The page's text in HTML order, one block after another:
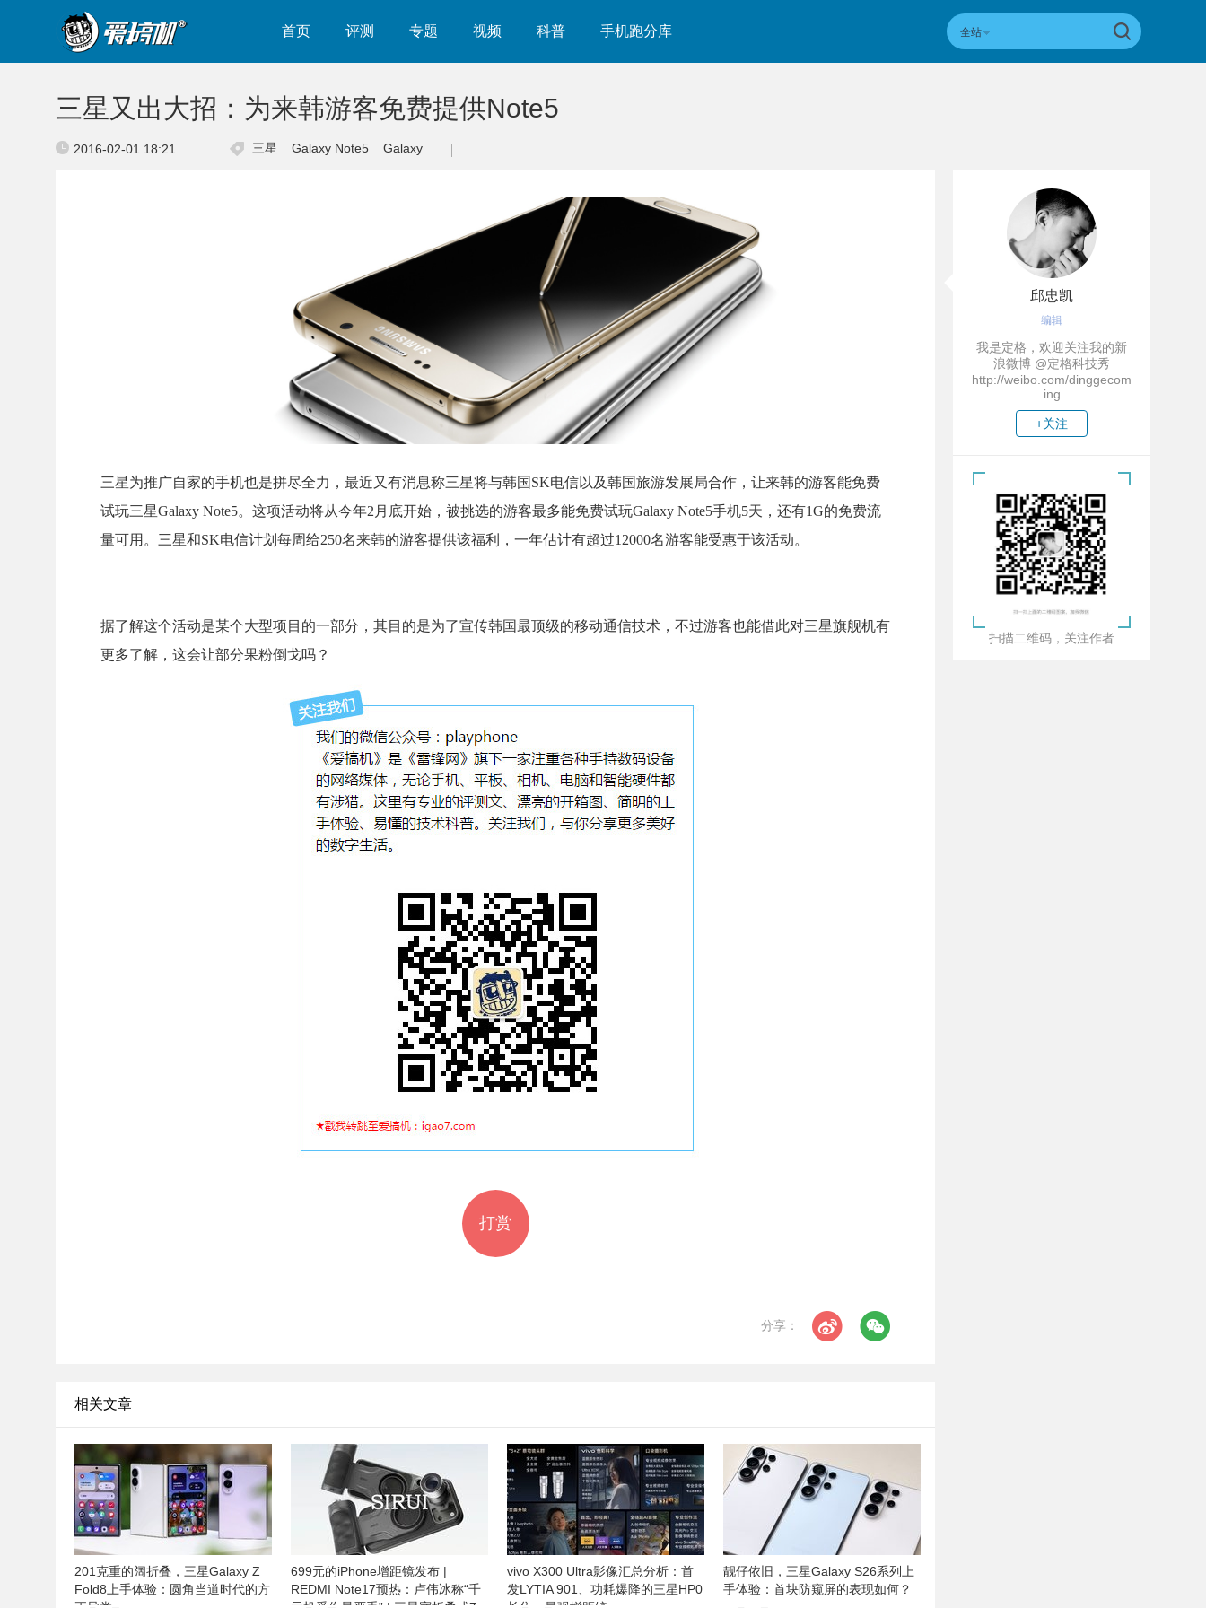
首页 评测 专题 视频 科普 手机跑分库 全站
三星又出大招：为来韩游客免费提供Note5
2016-02-01 18:21 三星 Galaxy Note5 Galaxy
三星为推广自家的手机也是拼尽全力，最近又有消息称三星将与韩国SK电信以及韩国旅游发展局合作，让来韩的游客能免费
试玩三星Galaxy Note5。这项活动将从今年2月底开始，被挑选的游客最多能免费试玩Galaxy Note5手机5天，还有1G的免费流
量可用。三星和SK电信计划每周给250名来韩的游客提供该福利，一年估计有超过12000名游客能受惠于该活动。
据了解这个活动是某个大型项目的一部分，其目的是为了宣传韩国最顶级的移动通信技术，不过游客也能借此对三星旗舰机有
更多了解，这会让部分果粉倒戈吗？
打赏
分享：
相关文章
201克重的阔折叠，三星Galaxy Z
Fold8上手体验：圆角当道时代的方
699元的iPhone增距镜发布 |
REDMI Note17预热：卢伟冰称“千
vivo X300 Ultra影像汇总分析：首
发LYTIA 901、功耗爆降的三星HP0
靓仔依旧，三星Galaxy S26系列上
手体验：首块防窥屏的表现如何？
邱忠凯
编辑
我是定格，欢迎关注我的新
浪微博 @定格科技秀
http://weibo.com/dinggecom
ing
+关注
扫描二维码，关注作者